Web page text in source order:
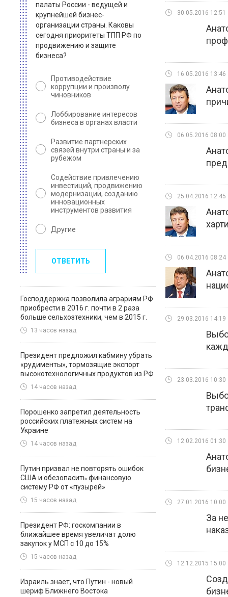
палаты России - ведущей и
крупнейшей бизнес-
организации страны. Каковы
сегодня приоритеты ТПП РФ по
продвижению и защите
бизнеса?
Противодействие
коррупции и произволу
чиновников
Лоббирование интересов
бизнеса в органах власти
Развитие партнерских
связей внутри страны и за
рубежом
Содействие привлечению
инвестиций, продвижению
модернизации, созданию
инновационных
инструментов развития
Другие
ОТВЕТИТЬ
Господдержка позволила аграриям РФ
приобрести в 2016 г. почти в 2 раза
больше сельхозтехники, чем в 2015 г.
13 часов назад
Президент предложил кабмину убрать
«рудименты», тормозящие экспорт
высокотехнологичных продуктов из РФ
14 часов назад
Порошенко запретил деятельность
российских платежных систем на
Украине
14 часов назад
Путин призвал не повторять ошибок
США и обезопасить финансовую
систему РФ от «пузырей»
15 часов назад
Президент РФ: госкомпании в
ближайшее время увеличат долю
закупок у МСП с 10 до 15%
15 часов назад
Израиль знает, что Путин - новый
шериф Ближнего Востока
30.05.2016 12:51
16.05.2016 13:46
06.05.2016 08:00
25.04.2016 12:45
06.04.2016 08:24
29.03.2016 14:19
23.03.2016 10:30
12.02.2016 01:30
27.01.2016 10:00
За
12.12.2015 15:00